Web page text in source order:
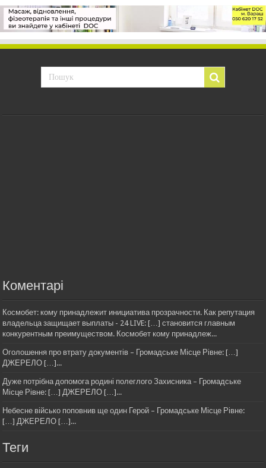
Коментарі
Космобет: кому принадлежит инициатива прозрачности. Как репутация
владельца защищает выплаты - 24 LIVE: […] становится главным
конкурентным преимуществом. Космобет кому принадлеж...
Оголошення про втрату документів – Громадське Місце Рівне: […]
ДЖЕРЕЛО […]...
Дуже потрібна допомога родині полеглого Захисника – Громадське
Місце Рівне: […] ДЖЕРЕЛО […]...
Небесне військо поповнив ще один Герой – Громадське Місце Рівне:
[…] ДЖЕРЕЛО […]...
Теги